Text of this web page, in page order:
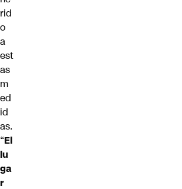
rid
o
a
est
as
m
ed
id
as.
“El
lu
ga
r